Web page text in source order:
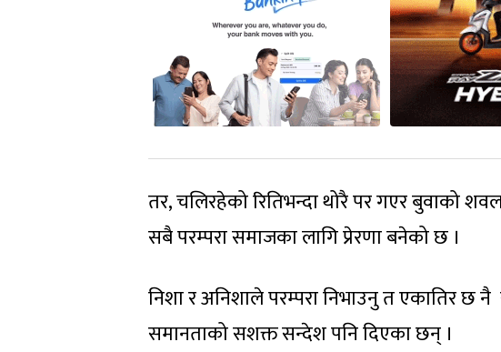
तर, चलिरहेको रितिभन्दा थोरै पर गएर बुवाको
सबै परम्परा समाजका लागि प्रेरणा बनेको छ ।
निशा र अनिशाले परम्परा निभाउनु त एकातिर छ
समानताको सशक्त सन्देश पनि दिएका छन् ।